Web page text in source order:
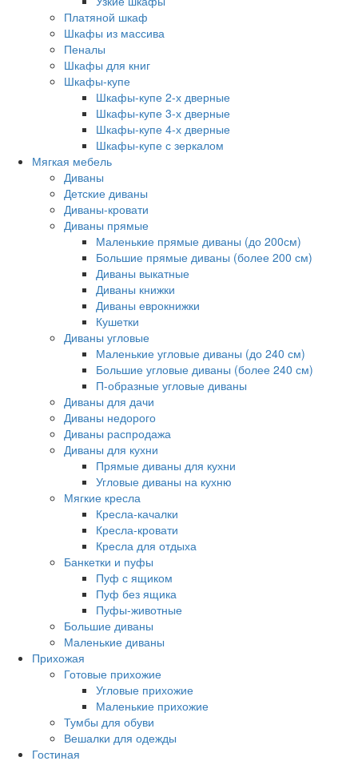
Платяной шкаф
Шкафы из массива
Пеналы
Шкафы для книг
Шкафы-купе
Шкафы-купе 2-х дверные
Шкафы-купе 3-х дверные
Шкафы-купе 4-х дверные
Шкафы-купе с зеркалом
Мягкая мебель
Диваны
Детские диваны
Диваны-кровати
Диваны прямые
Маленькие прямые диваны (до 200см)
Большие прямые диваны (более 200 см)
Диваны выкатные
Диваны книжки
Диваны еврокнижки
Кушетки
Диваны угловые
Маленькие угловые диваны (до 240 см)
Большие угловые диваны (более 240 см)
П-образные угловые диваны
Диваны для дачи
Диваны недорого
Диваны распродажа
Диваны для кухни
Прямые диваны для кухни
Угловые диваны на кухню
Мягкие кресла
Кресла-качалки
Кресла-кровати
Кресла для отдыха
Банкетки и пуфы
Пуф с ящиком
Пуф без ящика
Пуфы-животные
Большие диваны
Маленькие диваны
Прихожая
Готовые прихожие
Угловые прихожие
Маленькие прихожие
Тумбы для обуви
Вешалки для одежды
Гостиная